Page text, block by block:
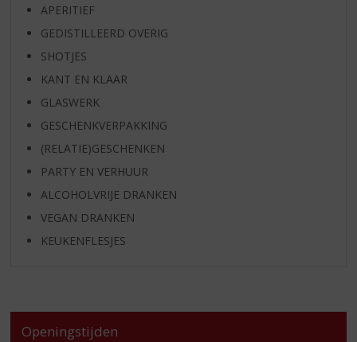
APERITIEF
GEDISTILLEERD OVERIG
SHOTJES
KANT EN KLAAR
GLASWERK
GESCHENKVERPAKKING
(RELATIE)GESCHENKEN
PARTY EN VERHUUR
ALCOHOLVRIJE DRANKEN
VEGAN DRANKEN
KEUKENFLESJES
Openingstijden